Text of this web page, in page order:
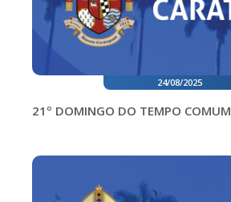
24/08/2025
21º DOMINGO DO TEMPO COMUM